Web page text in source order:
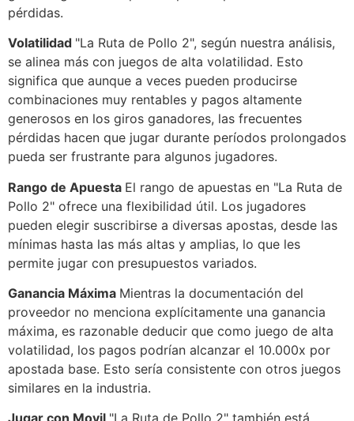
pérdidas.
Volatilidad "La Ruta de Pollo 2", según nuestra análisis,
se alinea más con juegos de alta volatilidad. Esto
significa que aunque a veces pueden producirse
combinaciones muy rentables y pagos altamente
generosos en los giros ganadores, las frecuentes
pérdidas hacen que jugar durante períodos prolongados
pueda ser frustrante para algunos jugadores.
Rango de Apuesta El rango de apuestas en "La Ruta de
Pollo 2" ofrece una flexibilidad útil. Los jugadores
pueden elegir suscribirse a diversas apostas, desde las
mínimas hasta las más altas y amplias, lo que les
permite jugar con presupuestos variados.
Ganancia Máxima Mientras la documentación del
proveedor no menciona explícitamente una ganancia
máxima, es razonable deducir que como juego de alta
volatilidad, los pagos podrían alcanzar el 10.000x por
apostada base. Esto sería consistente con otros juegos
similares en la industria.